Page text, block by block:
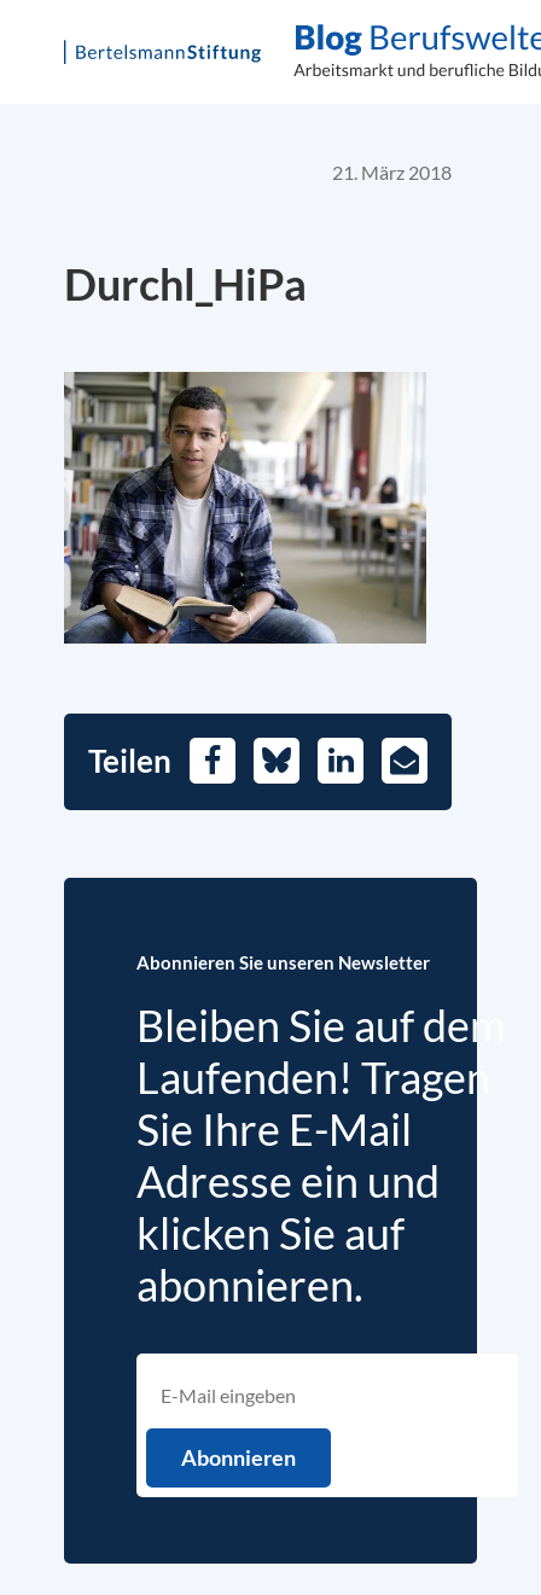
21. März 2018
Durchl_HiPa
Teilen FacebookBlueskyLinkedIn
E-
Mail
Abonnieren Sie unseren Newsletter
Bleiben Sie auf dem
Laufenden! Tragen
Sie Ihre E-Mail
Adresse ein und
klicken Sie auf
abonnieren.